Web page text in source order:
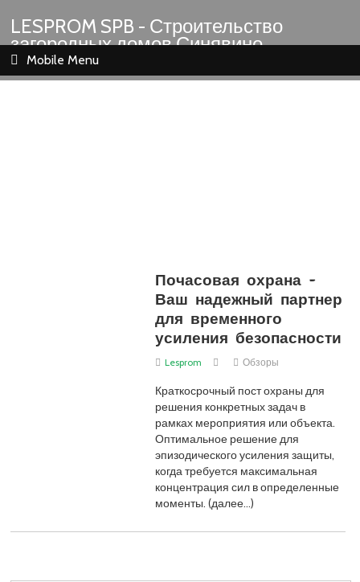
LESPROM SPB - Строительство
загородных домов Синявино
Шлиссельбург Кировск Назия
Mobile Menu
Почасовая охрана –
Ваш надежный партнер
для временного
усиления безопасности
Lesprom Обзоры
Краткосрочный пост охраны для
решения конкретных задач в
рамках мероприятия или объекта.
Оптимальное решение для
эпизодического усиления защиты,
когда требуется максимальная
концентрация сил в определенные
моменты. (далее…)